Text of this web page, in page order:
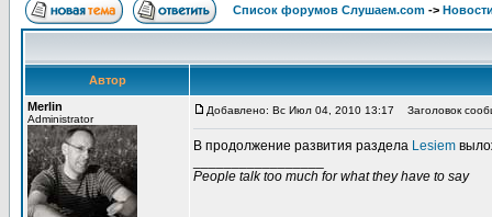
Список форумов Слушаем.com ->
Автор
Merlin
Administrator
Добавлено: Вс Июл 04, 2010 13:17 Заголовок
В продолжение развития раздела Lesiem
People talk too much for what they have to say